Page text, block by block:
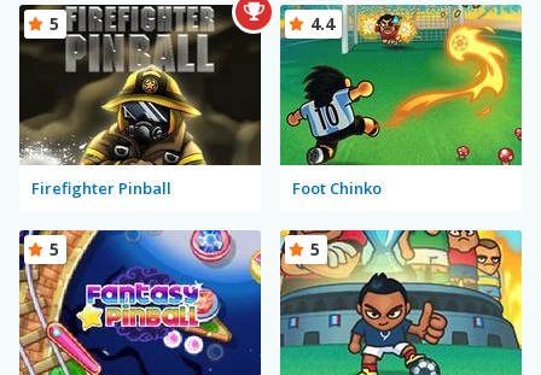
Firefighter Pinball
5
Foot Chinko
4.4
5 5